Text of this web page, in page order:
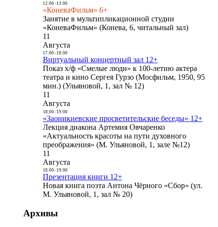
12:00- 13:00
«КоневаФильм» 6+
Занятие в мультипликационной студии
«КоневаФильм» (Конева, 6, читальный зал)
11
Августа
17:00- 18:00
Виртуальный концертный зал 12+
Показ х/ф «Смелые люди» к 100-летию актера
театра и кино Сергея Гурзо (Мосфильм, 1950, 95
мин.) (Ульяновой, 1, зал № 12)
11
Августа
18:00- 19:00
«Заоникиевские просветительские беседы» 12+
Лекция диакона Артемия Овчаренко
«Актуальность красоты на пути духовного
преображения» (М. Ульяновой, 1, зале №12)
11
Августа
18:00- 19:00
Презентация книги 12+
Новая книга поэта Антона Чёрного «Сбор» (ул.
М. Ульяновой, 1, зал № 20)
Архивы